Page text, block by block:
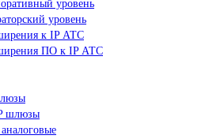
уровень
уровень
к IP АТС
ПО к IP АТС
шлюзы